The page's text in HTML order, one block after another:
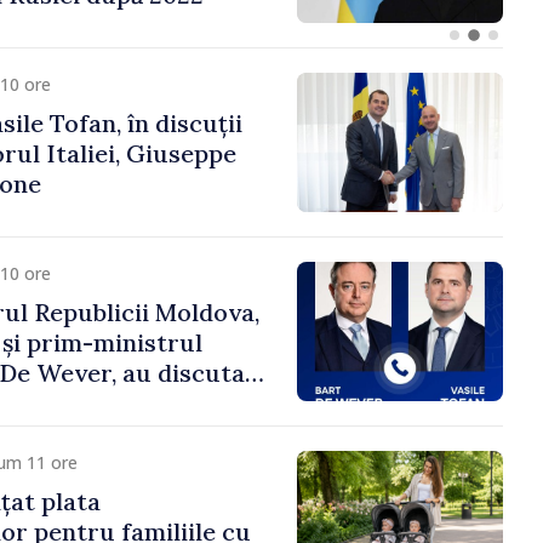
ore
Tofan, în discuții
Italiei, Giuseppe
ore
Republicii Moldova,
și prim-ministrul
Wever, au discutat
11 ore
plata
pentru familiile cu